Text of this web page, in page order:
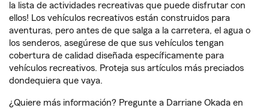
la lista de actividades recreativas que puede disfrutar con
ellos! Los vehículos recreativos están construidos para
aventuras, pero antes de que salga a la carretera, el agua o
los senderos, asegúrese de que sus vehículos tengan
cobertura de calidad diseñada específicamente para
vehículos recreativos. Proteja sus artículos más preciados
dondequiera que vaya.
¿Quiere más información? Pregunte a Darriane Okada en